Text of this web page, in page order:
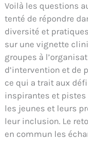
Voilà les questions
tenté de répondre
diversité et
sur une vignette
groupes à
d’intervention et de
ce qui a trait aux
inspirantes et pistes
les jeunes et leurs
leur inclusion. Le
en commun les